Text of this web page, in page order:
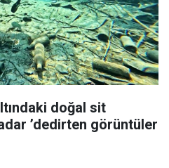
doğal sit
’dedirten görüntüler